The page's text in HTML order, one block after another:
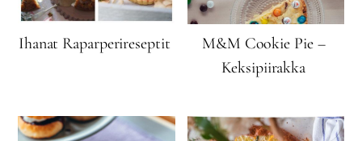
Ihanat Raparperireseptit
M&M Cookie Pie –
Keksipiirakka